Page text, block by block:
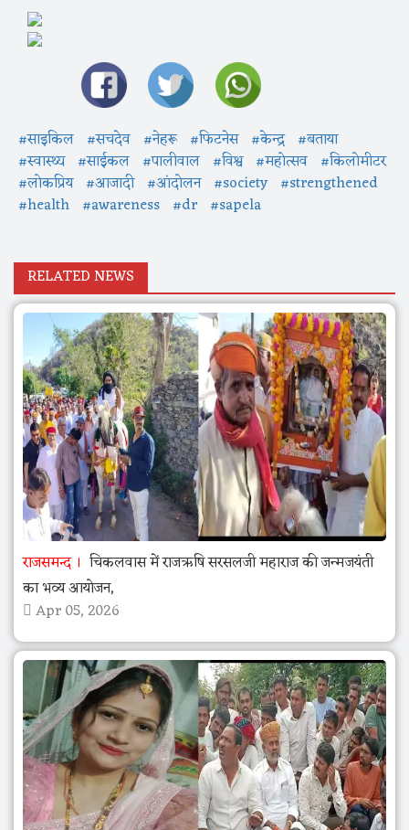
#साइकिल #सचदेव #नेहरू #फिटनेस #केन्द्र #बताया
#स्वास्थ्य #साईकल #पालीवाल #विश्व #महोत्सव #किलोमीटर
#लोकप्रिय #आजादी #आंदोलन #society #strengthened
#health #awareness #dr #sapela
RELATED NEWS
राजसमन्द
चिकलवास में राजऋषि सरसलजी महाराज की जन्मजयंती
का भव्य आयोजन,
Apr 05, 2026